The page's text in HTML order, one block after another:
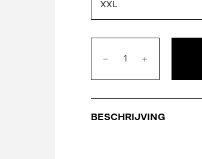
XXL
BESCHRIJVING